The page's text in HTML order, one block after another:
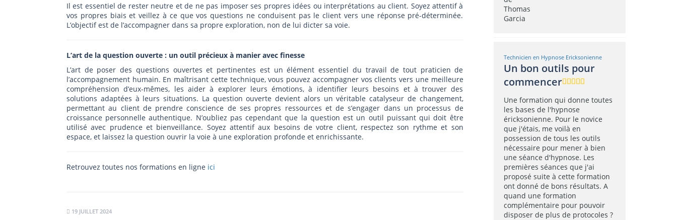
Il est essentiel de rester neutre et de ne pas imposer ses propres idées ou interprétations au client. Soyez attentif à
vos propres biais et veillez à ce que vos questions ne conduisent pas le client vers une réponse pré-déterminée.
L’objectif est de l’accompagner dans sa propre exploration, non de lui dicter sa voie.
L’art de la question ouverte : un outil précieux à manier avec finesse
L’art de poser des questions ouvertes et pertinentes est un élément essentiel du travail de tout praticien de
l’accompagnement humain. En maîtrisant cette technique, vous pouvez accompagner vos clients vers une meilleure
compréhension d’eux-mêmes, les aider à explorer leurs émotions, à identifier leurs besoins et à trouver des
solutions adaptées à leurs situations. La question ouverte devient alors un véritable catalyseur de changement,
permettant au client de prendre conscience de ses propres ressources et de s’engager dans un processus de
croissance personnelle authentique. N’oubliez pas cependant que la question est un outil puissant qui doit être
utilisé avec prudence et bienveillance. Soyez attentif aux besoins de votre client, respectez son rythme et son
espace, et laissez la question ouvrir la voie à une exploration profonde et enrichissante.
Retrouvez toutes nos formations en ligne ici
19 JUILLET 2024
Technicien en Hypnose Ericksonienne
Un bon outils pour
commencer
Une formation qui donne toutes
les bases de l'hypnose
éricksonienne. Pour le novice
que j'étais, me voilà en
possession de tous les outils
nécessaire pour mener à bien
une séance d'hypnose. Les
premières séances que j'ai
proposé suite à cette formation
ont donné de bons résultats. A
quand une formation
complémentaire pour pouvoir
disposer de plus de protocoles ?